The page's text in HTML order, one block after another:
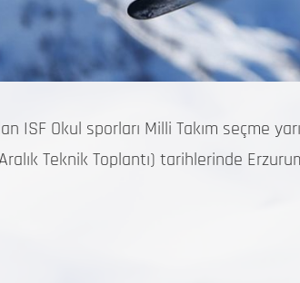
Okul sporları Milli Takım seçme
Teknik Toplantı) tarihlerinde